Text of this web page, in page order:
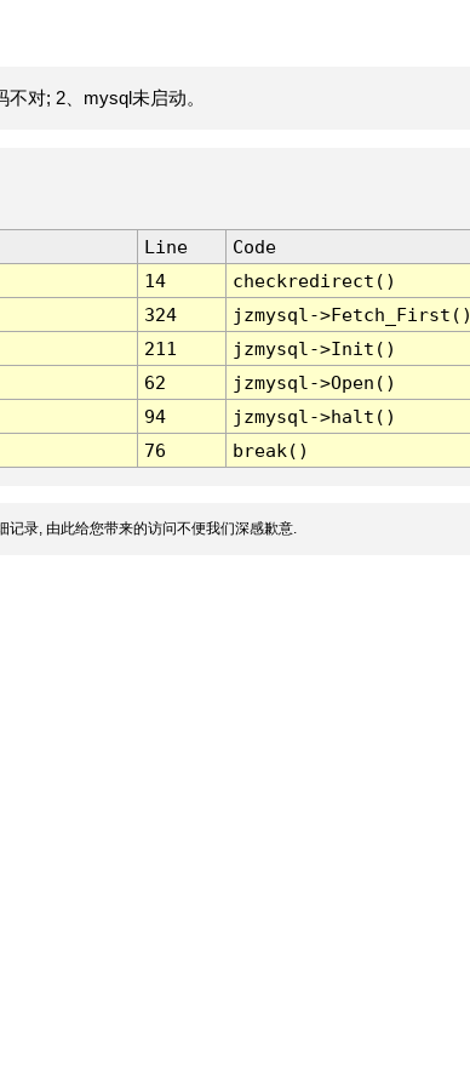
对; 2、mysql未启动。
Line
Code
14
checkredirect()
324
jzmysql-
211
jzmysql->Init()
62
jzmysql->Open()
94
jzmysql->halt()
76 break()
记录, 由此给您带来的访问不便我们深感歉意.